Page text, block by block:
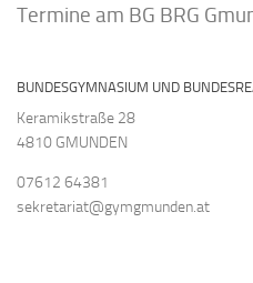
Termine am BG BRG
BUNDESGYMNASIUM UND
Keramikstraße 28
4810 GMUNDEN
07612 64381
sekretariat@gymgmunden.at